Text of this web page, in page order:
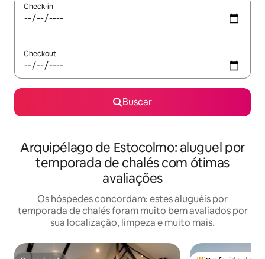
Check-in
Checkout
Buscar
Arquipélago de Estocolmo: aluguel por
temporada de chalés com ótimas
avaliações
Os hóspedes concordam: estes aluguéis por
temporada de chalés foram muito bem avaliados por
sua localização, limpeza e muito mais.